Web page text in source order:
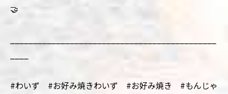
🤝
#わいず #お好み焼きわいず #お好み焼き #もんじゃ